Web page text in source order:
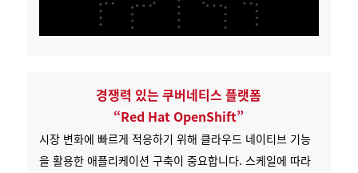
경쟁력 있는 쿠버네티스 플랫폼
“Red Hat OpenShift”
시장 변화에 빠르게 적응하기 위해 클라우드 네이티브 기능
을 활용한 애플리케이션 구축이 중요합니다. 스케일에 따라